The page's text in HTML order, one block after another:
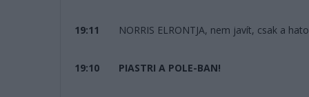
19:11 NORRIS ELRONTJA, nem javít, csak a
19:10 PIASTRI A POLE-BAN!